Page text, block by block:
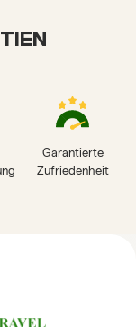
Garantierte
Zufriedenheit